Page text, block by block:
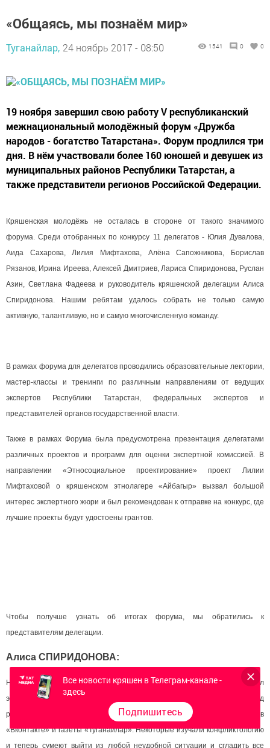
«Общаясь, мы познаём мир»
Туганайлар, 24 ноябрь 2017 - 08:50 1541 0 0
19 ноября завершил свою работу V республиканский
межнациональный молодёжный форум «Дружба
народов - богатство Татарстана». Форум продлился три
дня. В нём участвовали более 160 юношей и девушек из
муниципальных районов Республики Татарстан, а
также представители регионов Российской Федерации.
Кряшенская молодёжь не осталась в стороне от такого значимого
форума. Среди отобранных по конкурсу 11 делегатов - Юлия Дувалова,
Аида Сахарова, Лилия Мифтахова, Алёна Сапожникова, Борислав
Рязанов, Ирина Иреева, Алексей Дмитриев, Лариса Спиридонова, Руслан
Азин, Светлана Фадеева и руководитель кряшенской делегации Алиса
Спиридонова. Нашим ребятам удалось собрать не только самую
активную, талантливую, но и самую многочисленную команду.
В рамках форума для делегатов проводились образовательные лектории,
мастер-классы и тренинги по различным направлениям от ведущих
экспертов Республики Татарстан, федеральных экспертов и
представителей органов государственной власти.
Также в рамках Форума была предусмотрена презентация делегатами
различных проектов и программ для оценки экспертной комиссией. В
направлении «Этносоциальное проектирование» проект Лилии
Мифтаховой о кряшенском этнолагере «Айбагыр» вызвал большой
интерес экспертного жюри и был рекомендован к отправке на конкурс, где
лучшие проекты будут удостоены грантов.
Чтобы получше узнать об итогах форума, мы обратились к
представителям делегации.
Алиса СПИРИДОНОВА:
На каждой площадке форума было по 3-4 наших активиста. Кто-то изучал
этнотуризм и будет думать над продвижением кряшенских сел, кто-то над
развитием наших медиаресурсов - страничек в «Инстаграме», в
«Вконтакте» и газеты «Туганайлар». Некоторые изучали конфликтологию
и теперь сумеют выйти из любой неудобной ситуации и сгладить все
Все новости кряшен в Телеграм-канале -
здесь
Подпишитесь